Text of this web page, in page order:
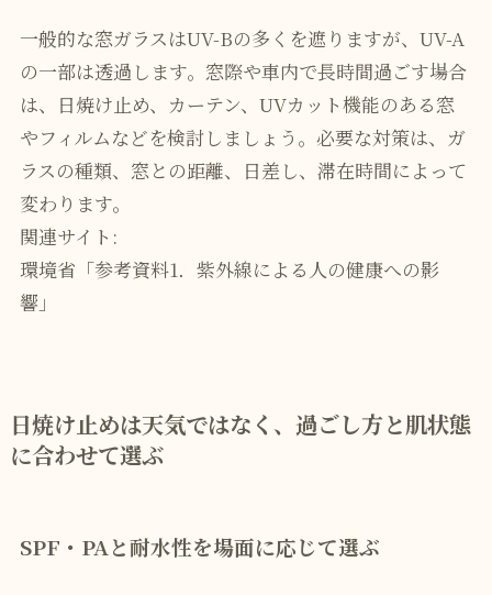
一般的な窓ガラスはUV-Bの多くを遮りますが、UV-A
の一部は透過します。窓際や車内で長時間過ごす場合
は、日焼け止め、カーテン、UVカット機能のある窓
やフィルムなどを検討しましょう。必要な対策は、ガ
ラスの種類、窓との距離、日差し、滞在時間によって
変わります。
関連サイト:
環境省「参考資料1．紫外線による人の健康への影
響」
日焼け止めは天気ではなく、過ごし方と肌状態
に合わせて選ぶ
SPF・PAと耐水性を場面に応じて選ぶ